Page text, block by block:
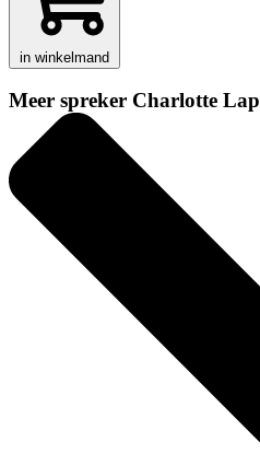
in winkelmand
Meer spreker Charlotte Lap